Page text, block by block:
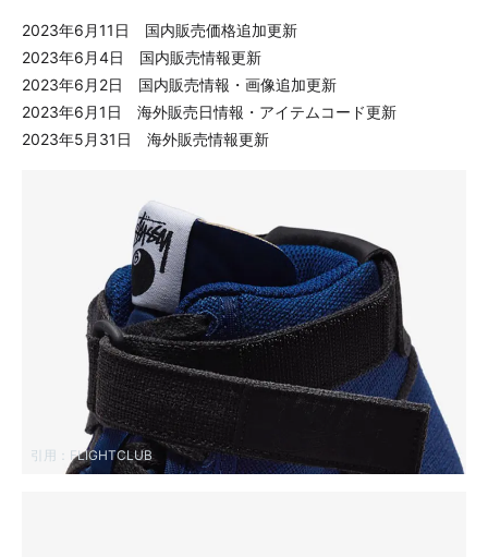
2023年6月11日 国内販売価格追加更新
2023年6月4日 国内販売情報更新
2023年6月2日 国内販売情報・画像追加更新
2023年6月1日 海外販売日情報・アイテムコード更新
2023年5月31日 海外販売情報更新
引用： FLIGHTCLUB